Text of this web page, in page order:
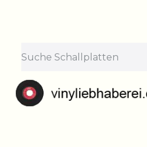
Bestellungen nehmen
der Versand startet